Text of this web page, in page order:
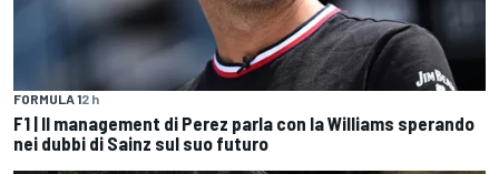
FORMULA 12 h
F1 | Il management di Perez parla con la Williams sperando
nei dubbi di Sainz sul suo futuro